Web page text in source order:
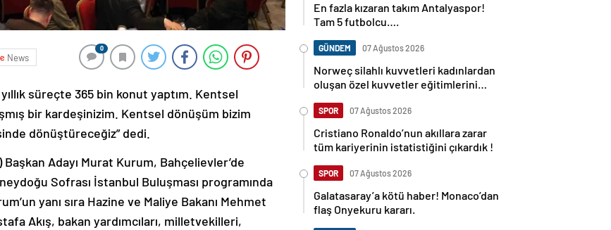
News
0
süreçte 365 bin konut yaptım. Kentsel
bir kardeşinizim. Kentsel dönüşüm bizim
dönüştüreceğiz” dedi.
Adayı Murat Kurum, Bahçelievler’de
Sofrası İstanbul Buluşması programında
yanı sıra Hazine ve Maliye Bakanı Mehmet
Akış, bakan yardımcıları, milletvekilleri,
En fazla kızaran takım Antalyaspor!
Tam 5 futbolcu….
GÜNDEM 07 Ağustos 2026
Norweç silahlı kuvvetleri kadınlardan
oluşan özel kuvvetler eğitimlerini
SPOR 07 Ağustos 2026
Cristiano Ronaldo’nun akıllara zarar
tüm kariyerinin istatistiğini çıkardık !
SPOR 07 Ağustos 2026
Galatasaray’a kötü haber! Monaco’dan
flaş Onyekuru kararı.